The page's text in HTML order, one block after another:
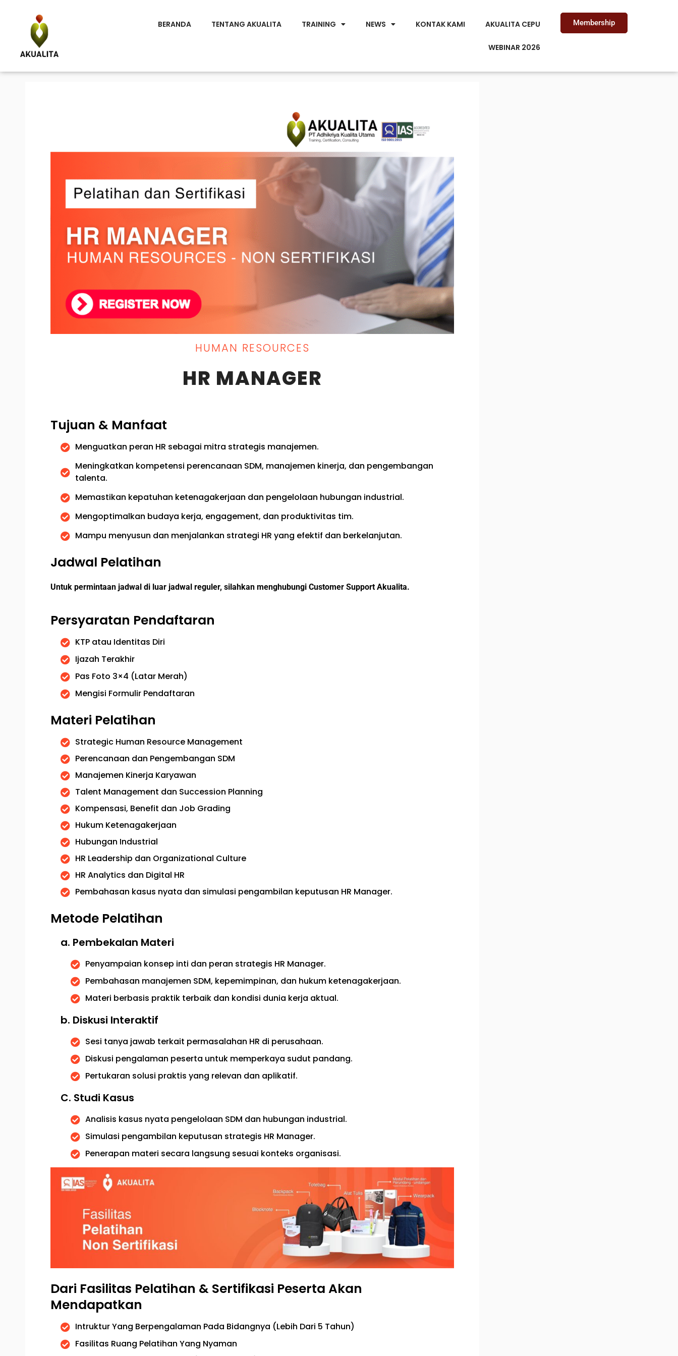
BERANDA TENTANG AKUALITA TRAINING NEWS KONTAK KAMI AKUALITA CEPU
WEBINAR 2026
Membership
HUMAN RESOURCES
HR MANAGER
Tujuan & Manfaat
Menguatkan peran HR sebagai mitra strategis manajemen.
Meningkatkan kompetensi perencanaan SDM, manajemen kinerja, dan pengembangan
talenta.
Memastikan kepatuhan ketenagakerjaan dan pengelolaan hubungan industrial.
Mengoptimalkan budaya kerja, engagement, dan produktivitas tim.
Mampu menyusun dan menjalankan strategi HR yang efektif dan berkelanjutan.
Jadwal Pelatihan ​
Untuk permintaan jadwal di luar jadwal reguler, silahkan menghubungi Customer Support Akualita.
Persyaratan Pendaftaran
KTP atau Identitas Diri
Ijazah Terakhir
Pas Foto 3×4 (Latar Merah)
Mengisi Formulir Pendaftaran
Materi Pelatihan
Strategic Human Resource Management
Perencanaan dan Pengembangan SDM
Manajemen Kinerja Karyawan
Talent Management dan Succession Planning
Kompensasi, Benefit dan Job Grading
Hukum Ketenagakerjaan
Hubungan Industrial
HR Leadership dan Organizational Culture
HR Analytics dan Digital HR
Pembahasan kasus nyata dan simulasi pengambilan keputusan HR Manager.
Metode Pelatihan
a. Pembekalan Materi
Penyampaian konsep inti dan peran strategis HR Manager.
Pembahasan manajemen SDM, kepemimpinan, dan hukum ketenagakerjaan.
Materi berbasis praktik terbaik dan kondisi dunia kerja aktual.
b. Diskusi Interaktif
Sesi tanya jawab terkait permasalahan HR di perusahaan.
Diskusi pengalaman peserta untuk memperkaya sudut pandang.
Pertukaran solusi praktis yang relevan dan aplikatif.
C. Studi Kasus
Analisis kasus nyata pengelolaan SDM dan hubungan industrial.
Simulasi pengambilan keputusan strategis HR Manager.
Penerapan materi secara langsung sesuai konteks organisasi.
Dari Fasilitas Pelatihan & Sertifikasi Peserta Akan
Mendapatkan
Intruktur Yang Berpengalaman Pada Bidangnya (Lebih Dari 5 Tahun)
Fasilitas Ruang Pelatihan Yang Nyaman